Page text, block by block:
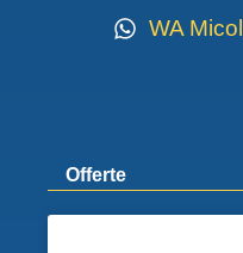
WA Micol
Offerte